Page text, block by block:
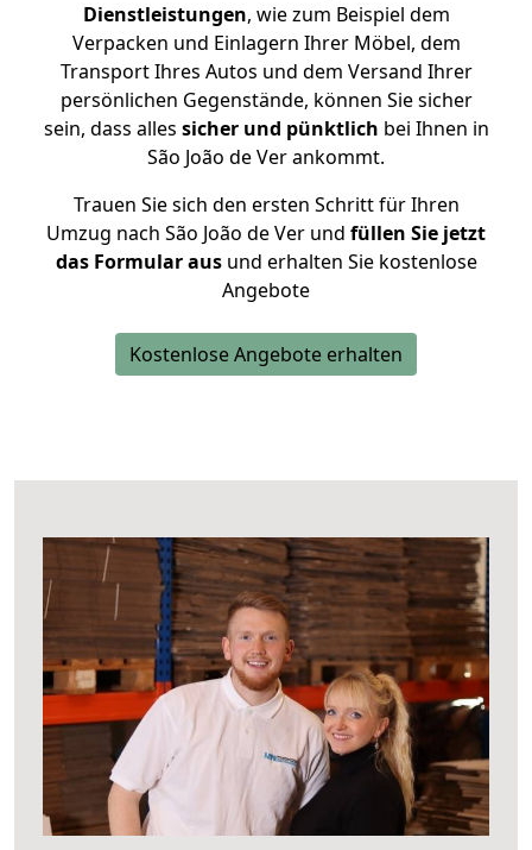
Dienstleistungen, wie zum Beispiel dem
Verpacken und Einlagern Ihrer Möbel, dem
Transport Ihres Autos und dem Versand Ihrer
persönlichen Gegenstände, können Sie sicher
sein, dass alles sicher und pünktlich bei Ihnen in
São João de Ver ankommt.
Trauen Sie sich den ersten Schritt für Ihren
Umzug nach São João de Ver und füllen Sie jetzt
das Formular ausund erhalten Sie kostenlose
Angebote
Kostenlose Angebote erhalten